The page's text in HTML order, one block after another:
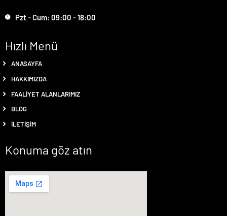
Pzt - Cum: 09:00 - 18:00
Hızlı Menü
ANASAYFA
HAKKIMIZDA
FAALIYET ALANLARIMIZ
BLOG
İLETIŞIM
Konuma göz atın